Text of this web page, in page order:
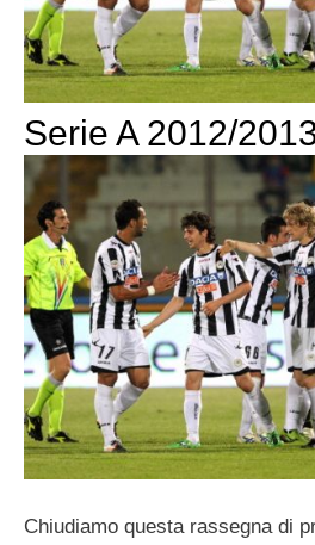
Serie A 2012/
Chiudiamo questa rassegna di